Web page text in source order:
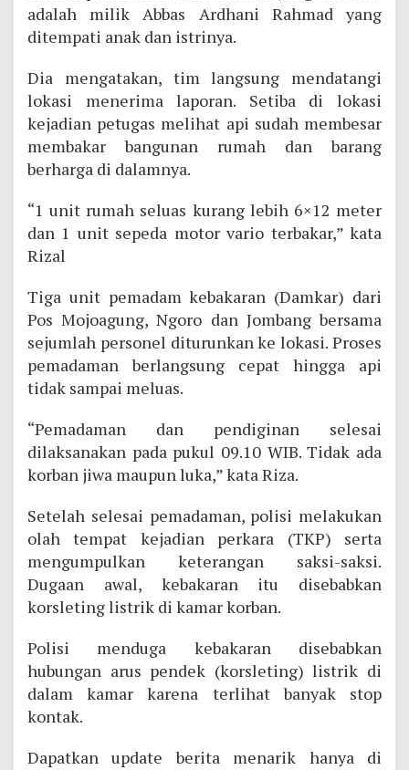
adalah milik Abbas Ardhani Rahmad yang
ditempati anak dan istrinya.
Dia mengatakan, tim langsung mendatangi
lokasi menerima laporan. Setiba di lokasi
kejadian petugas melihat api sudah membesar
membakar bangunan rumah dan barang
berharga di dalamnya.
“1 unit rumah seluas kurang lebih 6×12 meter
dan 1 unit sepeda motor vario terbakar,” kata
Rizal
Tiga unit pemadam kebakaran (Damkar) dari
Pos Mojoagung, Ngoro dan Jombang bersama
sejumlah personel diturunkan ke lokasi. Proses
pemadaman berlangsung cepat hingga api
tidak sampai meluas.
“Pemadaman dan pendiginan selesai
dilaksanakan pada pukul 09.10 WIB. Tidak ada
korban jiwa maupun luka,” kata Riza.
Setelah selesai pemadaman, polisi melakukan
olah tempat kejadian perkara (TKP) serta
mengumpulkan keterangan saksi-saksi.
Dugaan awal, kebakaran itu disebabkan
korsleting listrik di kamar korban.
Polisi menduga kebakaran disebabkan
hubungan arus pendek (korsleting) listrik di
dalam kamar karena terlihat banyak stop
kontak.
Dapatkan update berita menarik hanya di